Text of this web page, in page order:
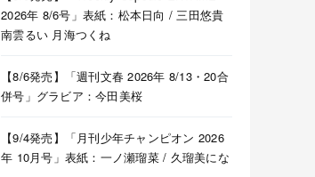
2026年 8/6号」表紙：松本日向 / 三田悠貴
南雲るい 月海つくね
【8/6発売】「週刊文春 2026年 8/13・20合
併号」グラビア：今田美桜
【9/4発売】「月刊少年チャンピオン 2026
年 10月号」表紙：一ノ瀬瑠菜 / 久瑠美にな